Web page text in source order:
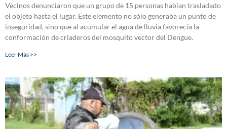
Vecinos denunciaron que un grupo de 15 personas habían trasladado
el objeto hasta el lugar. Este elemento no sólo generaba un punto de
inseguridad, sino que al acumular el agua de lluvia favorecía la
conformación de criaderos del mosquito vector del Dengue.
Leer Más >>